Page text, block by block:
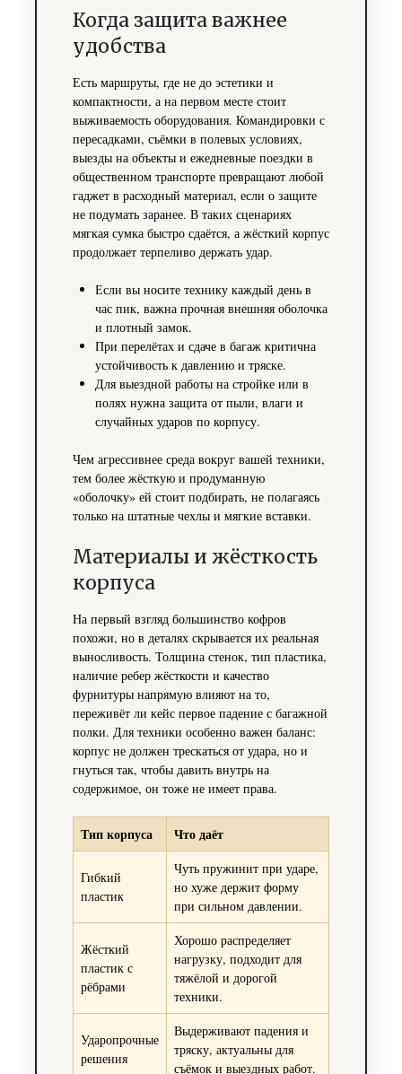
Когда защита важнее
удобства
Есть маршруты, где не до эстетики и
компактности, а на первом месте стоит
выживаемость оборудования. Командировки с
пересадками, съёмки в полевых условиях,
выезды на объекты и ежедневные поездки в
общественном транспорте превращают любой
гаджет в расходный материал, если о защите
не подумать заранее. В таких сценариях
мягкая сумка быстро сдаётся, а жёсткий корпус
продолжает терпеливо держать удар.
Если вы носите технику каждый день в
час пик, важна прочная внешняя оболочка
и плотный замок.
При перелётах и сдаче в багаж критична
устойчивость к давлению и тряске.
Для выездной работы на стройке или в
полях нужна защита от пыли, влаги и
случайных ударов по корпусу.
Чем агрессивнее среда вокруг вашей техники,
тем более жёсткую и продуманную
«оболочку» ей стоит подбирать, не полагаясь
только на штатные чехлы и мягкие вставки.
Материалы и жёсткость
корпуса
На первый взгляд большинство кофров
похожи, но в деталях скрывается их реальная
выносливость. Толщина стенок, тип пластика,
наличие ребер жёсткости и качество
фурнитуры напрямую влияют на то,
переживёт ли кейс первое падение с багажной
полки. Для техники особенно важен баланс:
корпус не должен трескаться от удара, но и
гнуться так, чтобы давить внутрь на
содержимое, он тоже не имеет права.
Тип корпуса Что даёт
Гибкий
пластик
Чуть пружинит при ударе,
но хуже держит форму
при сильном давлении.
Жёсткий
пластик с
рёбрами
Хорошо распределяет
нагрузку, подходит для
тяжёлой и дорогой
техники.
Ударопрочные
решения
Выдерживают падения и
тряску, актуальны для
съёмок и выездных работ.